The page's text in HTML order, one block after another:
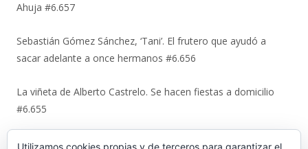
Ahuja #6.657
Sebastián Gómez Sánchez, ‘Tani’. El frutero que ayudó a
sacar adelante a once hermanos #6.656
La viñeta de Alberto Castrelo. Se hacen fiestas a domicilio
#6.655
Cuando «el Pavirri» llevaba a El Puerto en la garganta #6.654
Utilizamos cookies propias y de terceros para garantizar el